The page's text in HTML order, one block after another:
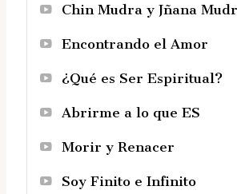
Chin Mudra y Jñana
Encontrando el Amor
¿Qué es Ser Espiritual?
Abrirme a lo que ES
Morir y Renacer
Soy Finito e Infinito